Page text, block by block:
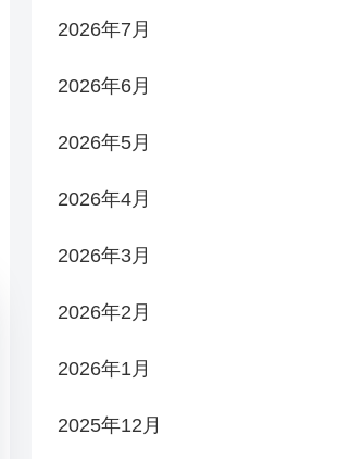
2026年7月
2026年6月
2026年5月
2026年4月
2026年3月
2026年2月
2026年1月
2025年12月